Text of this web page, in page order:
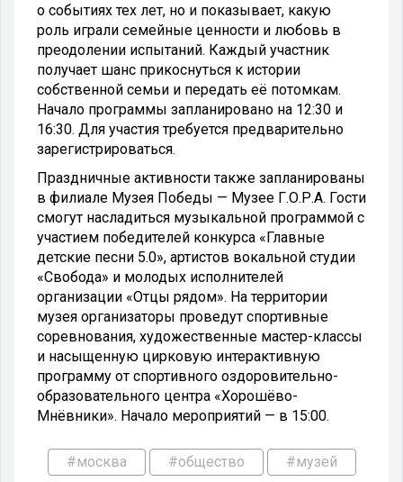
о событиях тех лет, но и показывает, какую
роль играли семейные ценности и любовь в
преодолении испытаний. Каждый участник
получает шанс прикоснуться к истории
собственной семьи и передать её потомкам.
Начало программы запланировано на 12:30 и
16:30. Для участия требуется предварительно
зарегистрироваться.
Праздничные активности также запланированы
в филиале Музея Победы — Музее Г.О.Р.А. Гости
смогут насладиться музыкальной программой с
участием победителей конкурса «Главные
детские песни 5.0», артистов вокальной студии
«Свобода» и молодых исполнителей
организации «Отцы рядом». На территории
музея организаторы проведут спортивные
соревнования, художественные мастер-классы
и насыщенную цирковую интерактивную
программу от спортивного оздоровительно-
образовательного центра «Хорошёво-
Мнёвники». Начало мероприятий — в 15:00.
#москва #общество #музей